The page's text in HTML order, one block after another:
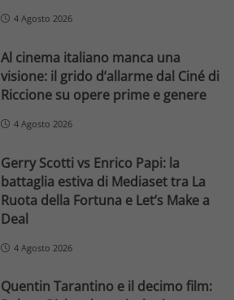
4 Agosto 2026
Al cinema italiano manca una
visione: il grido d’allarme dal Ciné di
Riccione su opere prime e genere
4 Agosto 2026
Gerry Scotti vs Enrico Papi: la
battaglia estiva di Mediaset tra La
Ruota della Fortuna e Let’s Make a
Deal
4 Agosto 2026
Quentin Tarantino e il decimo film: